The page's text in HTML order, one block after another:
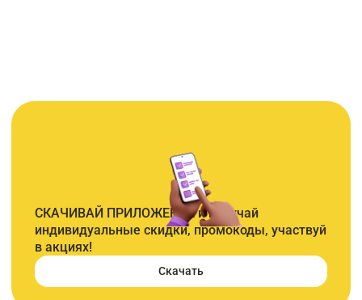
СКАЧИВАЙ ПРИЛОЖЕНИЕ и получай
индивидуальные скидки, промокоды, участвуй
в акциях!
Скачать